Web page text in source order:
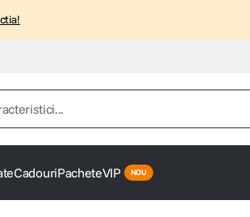
CadouriPacheteVIP